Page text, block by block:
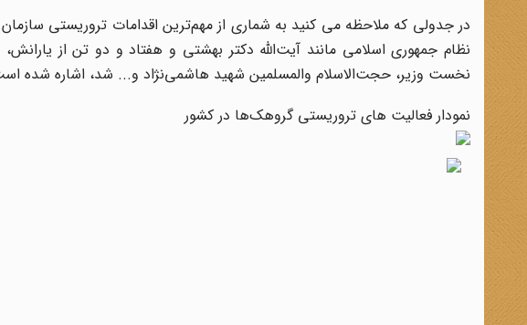
در جدولی که ملاحظه می کنید به شماری از مهم‌ترین اقدامات تروریستی
نظام جمهوری اسلامی مانند آیت‌الله دکتر بهشتی و هفتاد و دو تن از
نخست وزیر، حجت‌الاسلام والمسلمین شهید هاشمی‌نژاد و... شد، اشاره شده
نمودار فعالیت های تروریستی گروهک‌ها در کشور